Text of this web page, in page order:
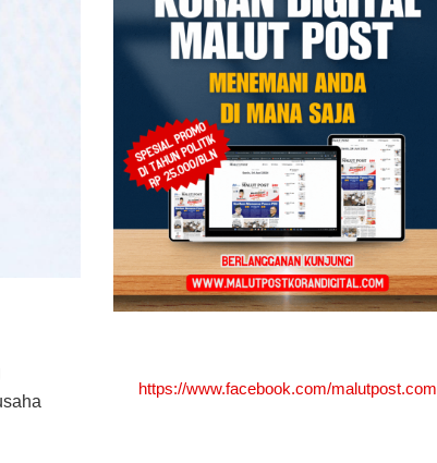
https://www.facebook.com/malutpost.com